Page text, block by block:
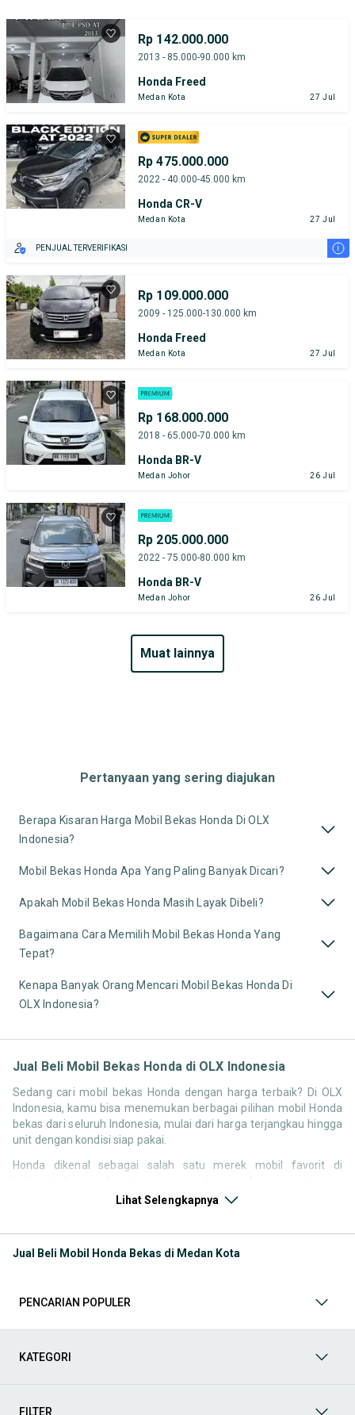
Rp 142.000.000
2013 - 85.000-90.000 km
Honda Freed
Medan Kota 27 Jul
Rp 475.000.000
2022 - 40.000-45.000 km
Honda CR-V
Medan Kota 27 Jul
PENJUAL TERVERIFIKASI i
Rp 109.000.000
2009 - 125.000-130.000 km
Honda Freed
Medan Kota 27 Jul
Rp 168.000.000
2018 - 65.000-70.000 km
Honda BR-V
Medan Johor 26 Jul
Rp 205.000.000
2022 - 75.000-80.000 km
Honda BR-V
Medan Johor 26 Jul
muat lainnya
Pertanyaan yang sering diajukan
Berapa Kisaran Harga Mobil Bekas Honda Di OLX
Indonesia?
Mobil Bekas Honda Apa Yang Paling Banyak Dicari?
Apakah Mobil Bekas Honda Masih Layak Dibeli?
Bagaimana Cara Memilih Mobil Bekas Honda Yang
Tepat?
Kenapa Banyak Orang Mencari Mobil Bekas Honda Di
OLX Indonesia?
Jual Beli Mobil Bekas Honda di OLX Indonesia
Sedang cari mobil bekas Honda dengan harga terbaik? Di OLX
Indonesia, kamu bisa menemukan berbagai pilihan mobil Honda
bekas dari seluruh Indonesia, mulai dari harga terjangkau hingga
unit dengan kondisi siap pakai.
Honda dikenal sebagai salah satu merek mobil favorit di
responsif, serta kenyamanan berkendara. Tidak heran jika
Melalui halaman ini, kamu bisa langsung membandingkan
Model Mobil Bekas Honda yang Paling Banyak Dicari
Beberapa model Honda memiliki permintaan tinggi di pasar
Lihat Selengkapnya
Jual Beli Mobil Honda Bekas di Medan Kota
PENCARIAN POPULER
KATEGORI
FILTER